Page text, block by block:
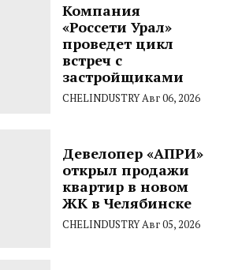
Компания
«Россети Урал»
проведет цикл
встреч с
застройщиками
CHELINDUSTRYАвг 06, 2026
Девелопер «АПРИ»
открыл продажи
квартир в новом
ЖК в Челябинске
CHELINDUSTRYАвг 05, 2026